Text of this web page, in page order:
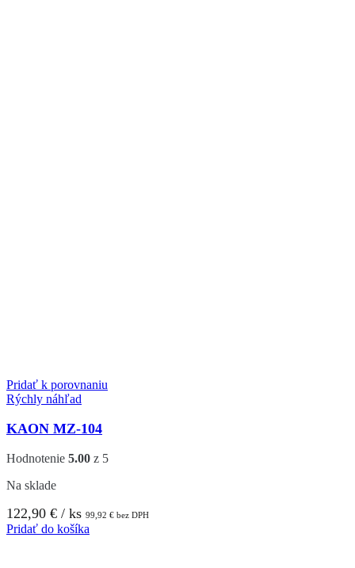
Pridať k porovnaniu
Rýchly náhľad
KAON MZ-104
Hodnotenie 5.00 z 5
Na sklade
122,90 € / ks 99,92 € bez DPH
Pridať do košíka